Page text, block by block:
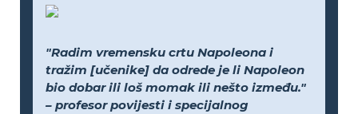
"Radim vremensku crtu Napoleona i
tražim [učenike] da odrede je li Napoleon
bio dobar ili loš momak ili nešto između."
– profesor povijesti i specijalnog